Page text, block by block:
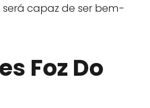
capaz de ser bem-
Foz Do